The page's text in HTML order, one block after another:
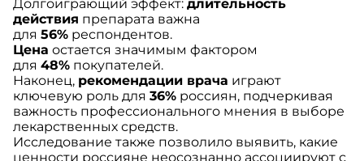
Долгоиграющий эффект: длительность
действия препарата важна
для 56% респондентов.
Цена остается значимым фактором
для 48% покупателей.
Наконец, рекомендации врача играют
ключевую роль для 36% россиян, подчеркивая
важность профессионального мнения в выборе
лекарственных средств.
Исследование также позволило выявить, какие
ценности россияне неосознанно ассоциируют с